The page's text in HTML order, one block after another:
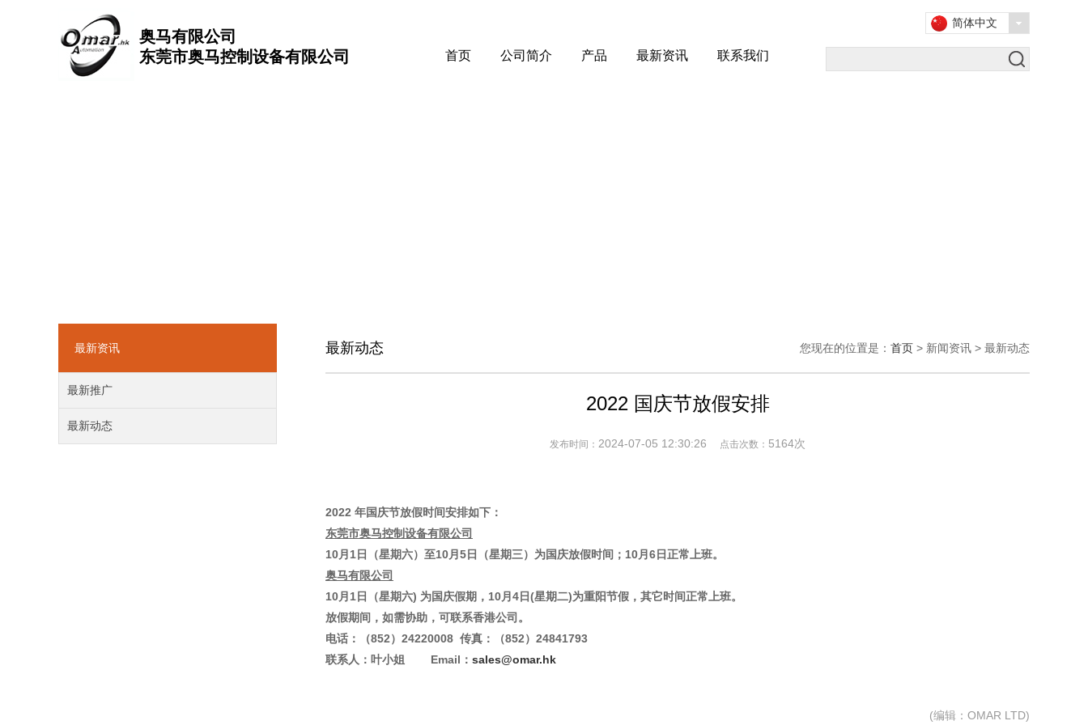
奥马有限公司
东莞市奥马控制设备有限公司
首页 公司简介 产品 最新资讯 联系我们
简体中文
最新资讯
最新推广
最新动态
最新动态 您现在的位置是： 首页 > 新闻资讯 > 最新动态
2022 国庆节放假安排
发布时间： 2024-07-05 12:30:26 点击次数： 5164次
2022 年国庆节放假时间安排如下：
东莞市奥马控制设备有限公司
10月1日（星期六）至10月5日（星期三）为国庆放假时间；10月6日正常上班。
奥马有限公司
10月1日（星期六) 为国庆假期，10月4日(星期二)为重阳节假，其它时间正常上班。
放假期间，如需协助，可联系香港公司。
电话：（852）24220008 传真：（852）24841793
联系人：叶小姐 Email： sales@omar.hk
(编辑：OMAR LTD)